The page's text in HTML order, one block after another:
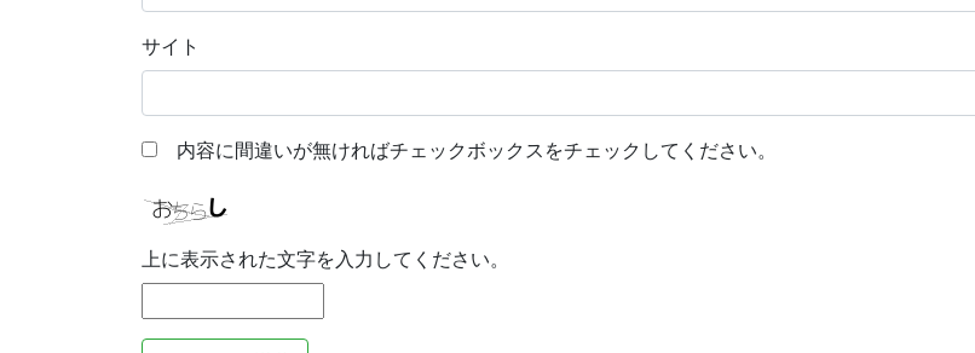
サイト
内容に間違いが無ければチェックボックスをチェックしてください。
上に表示された文字を入力してください。